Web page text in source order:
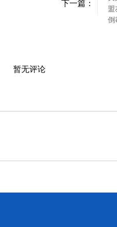
下一篇：
盟
倒
暂无评论